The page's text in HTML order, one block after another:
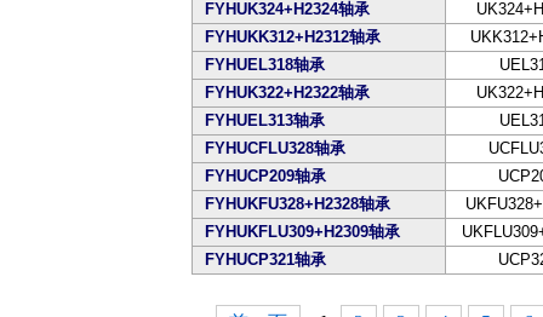
FYHUK324+H2324轴承
FYHUKK312+H2312轴承
FYHUEL318轴承
FYHUK322+H2322轴承
FYHUEL313轴承
FYHUCFLU328轴承
FYHUCP209轴承
FYHUKFU328+H2328轴承
FYHUKFLU309+H2309轴承
FYHUCP321轴承